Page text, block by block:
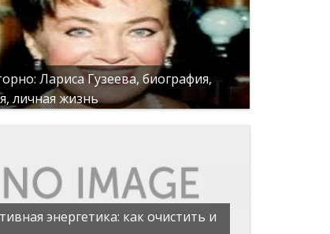
Лариса Гузеева, биография,
личная жизнь
энергетика: как очистить и